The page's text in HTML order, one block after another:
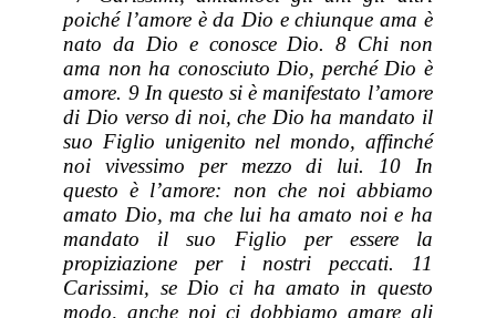
poiché l’amore è da Dio e chiunque ama è
nato da Dio e conosce Dio. 8 Chi non
ama non ha conosciuto Dio, perché Dio è
amore. 9 In questo si è manifestato l’amore
di Dio verso di noi, che Dio ha mandato il
suo Figlio unigenito nel mondo, affinché
noi vivessimo per mezzo di lui. 10 In
questo è l’amore: non che noi abbiamo
amato Dio, ma che lui ha amato noi e ha
mandato il suo Figlio per essere la
propiziazione per i nostri peccati. 11
Carissimi, se Dio ci ha amato in questo
modo, anche noi ci dobbiamo amare gli